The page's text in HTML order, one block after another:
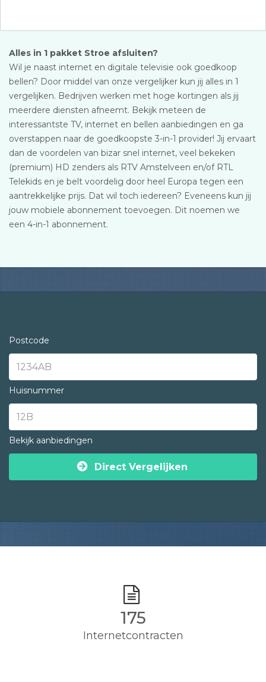
Alles in 1 pakket Stroe afsluiten?
Wil je naast internet en digitale televisie ook goedkoop
bellen? Door middel van onze vergelijker kun jij alles in 1
vergelijken. Bedrijven werken met hoge kortingen als jij
meerdere diensten afneemt. Bekijk meteen de
interessantste TV, internet en bellen aanbiedingen en ga
overstappen naar de goedkoopste 3-in-1 provider! Jij ervaart
dan de voordelen van bizar snel internet, veel bekeken
(premium) HD zenders als RTV Amstelveen en/of RTL
Telekids en je belt voordelig door heel Europa tegen een
aantrekkelijke prijs. Dat wil toch iedereen? Eveneens kun jij
jouw mobiele abonnement toevoegen. Dit noemen we
een 4-in-1 abonnement.
Postcode
Huisnummer
Bekijk aanbiedingen
Direct Vergelijken
175
Internetcontracten